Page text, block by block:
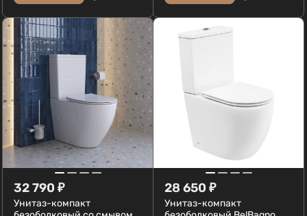
32 790 ₽
Унитаз-компакт
28 650 ₽
Унитаз-компакт